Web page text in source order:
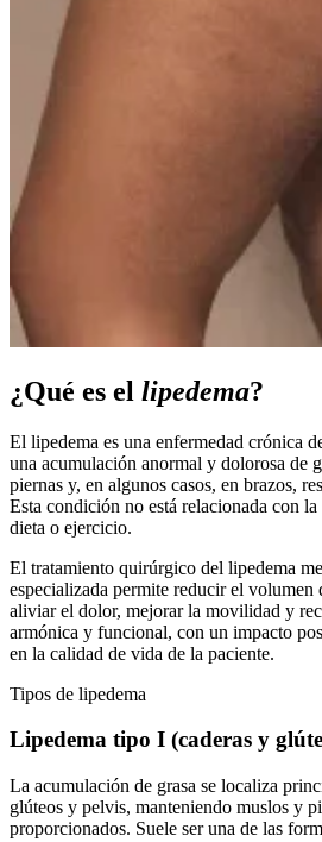
¿Qué es el lipedema?
El lipedema es una enfermedad crónica
una acumulación anormal y dolorosa de
piernas y, en algunos casos, en brazos,
Esta condición no está relacionada con
dieta o ejercicio.
El tratamiento quirúrgico del lipedema
especializada permite reducir el volumen
aliviar el dolor, mejorar la movilidad y
armónica y funcional, con un impacto
en la calidad de vida de la paciente.
Tipos de lipedema
Lipedema tipo I (caderas y
La acumulación de grasa se localiza
glúteos y pelvis, manteniendo muslos y
proporcionados. Suele ser una de las